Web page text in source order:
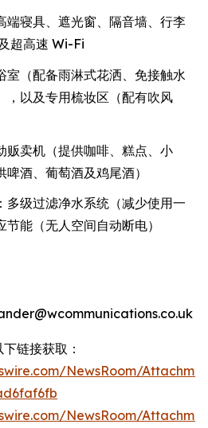
端寝具、遮光窗、隔音墙、行李
超高速 Wi-Fi
室（配备雨淋式花洒、免接触水
，以及专用梳妆区（配有吹风
贩卖机（提供咖啡、糕点、小
酒、葡萄酒及鸡尾酒）
多级过滤净水系统（减少使用一
能（无人空间自动断电）
链接获取：
NewsRoom/
NewsRoom/